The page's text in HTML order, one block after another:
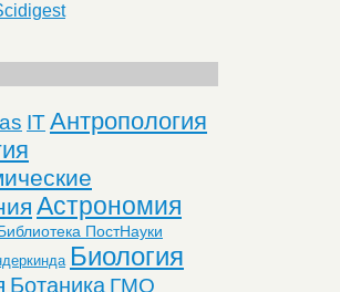
ITАнтропология
Астрономия
ПостНауки
Биология
Ботаника ГМО